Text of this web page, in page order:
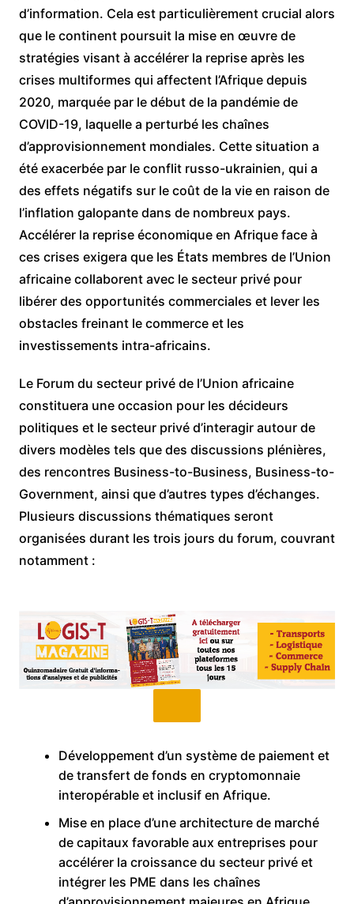
d’information. Cela est particulièrement crucial alors
que le continent poursuit la mise en œuvre de
stratégies visant à accélérer la reprise après les
crises multiformes qui affectent l’Afrique depuis
2020, marquée par le début de la pandémie de
COVID-19, laquelle a perturbé les chaînes
d’approvisionnement mondiales. Cette situation a
été exacerbée par le conflit russo-ukrainien, qui a
des effets négatifs sur le coût de la vie en raison de
l’inflation galopante dans de nombreux pays.
Accélérer la reprise économique en Afrique face à
ces crises exigera que les États membres de l’Union
africaine collaborent avec le secteur privé pour
libérer des opportunités commerciales et lever les
obstacles freinant le commerce et les
investissements intra-africains.
Le Forum du secteur privé de l’Union africaine
constituera une occasion pour les décideurs
politiques et le secteur privé d’interagir autour de
divers modèles tels que des discussions plénières,
des rencontres Business-to-Business, Business-to-
Government, ainsi que d’autres types d’échanges.
Plusieurs discussions thématiques seront
organisées durant les trois jours du forum, couvrant
notamment :
Développement d’un système de paiement et
de transfert de fonds en cryptomonnaie
interopérable et inclusif en Afrique.
Mise en place d’une architecture de marché
de capitaux favorable aux entreprises pour
accélérer la croissance du secteur privé et
intégrer les PME dans les chaînes